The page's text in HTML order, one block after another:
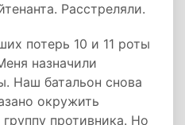
Расстреляли.
потерь 10 и 11 роты
назначили
Наш батальон снова
окружить
противника. Но